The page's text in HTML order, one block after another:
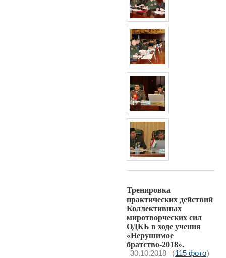
Тренировка
практических действий
Коллективных
миротворческих сил
ОДКБ в ходе учения
«Нерушимое
братство-2018».
30.10.2018 (115 фото)